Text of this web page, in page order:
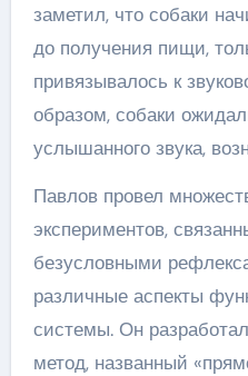
заметил, что собаки
до получения пищи,
привязывалось к
образом, собаки
услышанного звука,
Павлов провел
экспериментов,
безусловными
различные аспекты
системы. Он
метод, названный